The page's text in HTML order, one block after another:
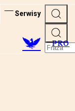
Serwisy
PRO